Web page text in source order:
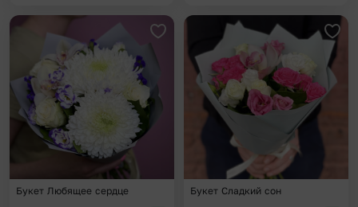
Добавить в избранное
Букет Любящее сердце Букет Сладкий сон